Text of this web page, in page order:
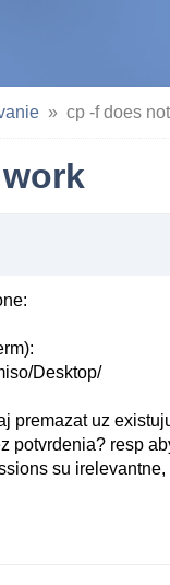
cp -f does
Desktop/
premazat uz
potvrdenia? resp
su